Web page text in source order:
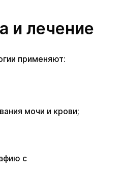
и лечение
применяют:
мочи и крови;
с